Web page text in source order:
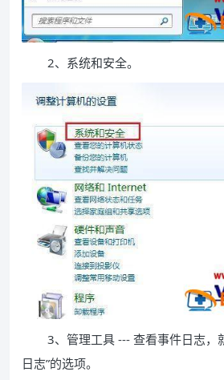
2、系统和安全。
3、管理工具 --- 查看事件日志，
日志”的选项。